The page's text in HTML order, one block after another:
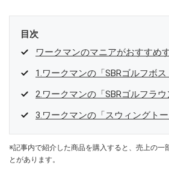
目次
ワークマンのマニアがおすすめ
1.ワークマンの「SBRゴルフボス
2.ワークマンの「SBRゴルフラウ
3.ワークマンの「スウィングトー
※記事内で紹介した商品を購入すると、売上の一
とがあります。